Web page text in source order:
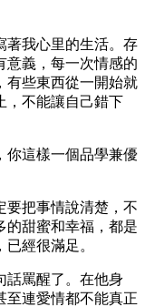
著我心里的生活。存
意義，每一次情感的
有些東西從一開始就
，不能讓自己錯下
你這樣一個品學兼優
要把事情說清楚，不
的甜蜜和幸福，都是
經很滿足。
話罵醒了。在他身
至連愛情都不能真正